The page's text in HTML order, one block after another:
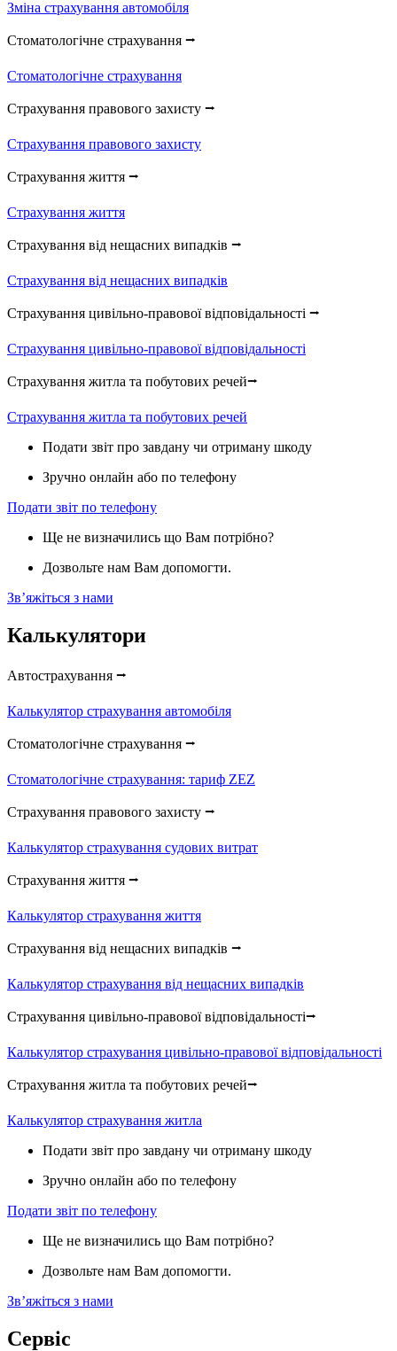
Зміна страхування автомобіля
Стоматологічне страхування ⭢
Стоматологічне страхування
Страхування правового захисту ⭢
Страхування правового захисту
Страхування життя ⭢
Страхування життя
Страхування від нещасних випадків ⭢
Страхування від нещасних випадків
Страхування цивільно-правової відповідальності ⭢
Страхування цивільно-правової відповідальності
Страхування житла та побутових речей⭢
Страхування житла та побутових речей
Подати звіт про завдану чи отриману шкоду
Зручно онлайн або по телефону
Подати звіт по телефону
Ще не визначились що Вам потрібно?
Дозвольте нам Вам допомогти.
Звʼяжіться з нами
Калькулятори
Автострахування ⭢
Калькулятор страхування автомобіля
Стоматологічне страхування ⭢
Стоматологічне страхування: тариф ZEZ
Страхування правового захисту ⭢
Калькулятор страхування судових витрат
Страхування життя ⭢
Калькулятор страхування життя
Страхування від нещасних випадків ⭢
Калькулятор страхування від нещасних випадків
Страхування цивільно-правової відповідальності⭢
Калькулятор страхування цивільно-правової відповідальності
Страхування житла та побутових речей⭢
Калькулятор страхування житла
Подати звіт про завдану чи отриману шкоду
Зручно онлайн або по телефону
Подати звіт по телефону
Ще не визначились що Вам потрібно?
Дозвольте нам Вам допомогти.
Звʼяжіться з нами
Сервіс